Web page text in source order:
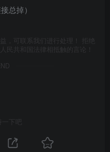
总掉）
，可联系我们进行处理！ 拒绝
民共和国法律相抵触的言论！
一下吧